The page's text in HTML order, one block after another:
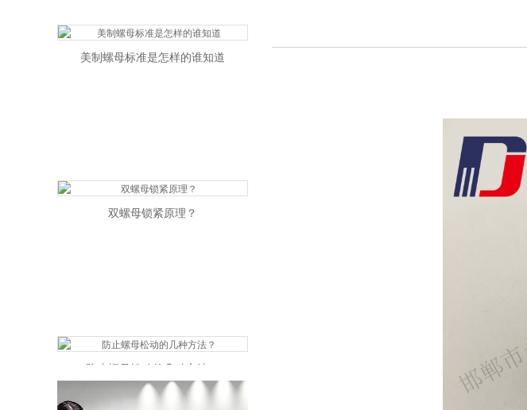
美制螺母标准是怎样的谁知道
双螺母锁紧原理？
防止螺母松动的几种方法？